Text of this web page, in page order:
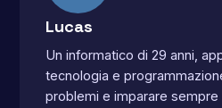
Lucas
Un informatico di 29 anni,
tecnologia e
problemi e imparare